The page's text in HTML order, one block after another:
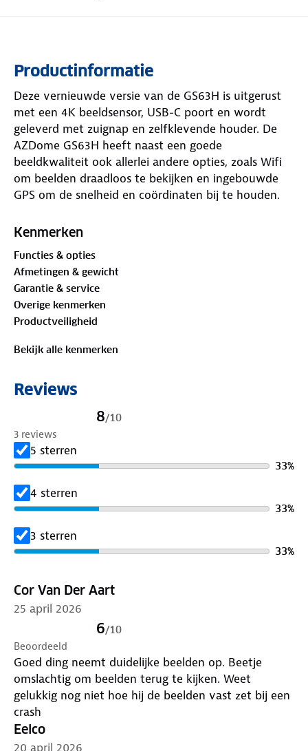
Productinformatie
Deze vernieuwde versie van de GS63H is uitgerust
met een 4K beeldsensor, USB-C poort en wordt
geleverd met zuignap en zelfklevende houder. De
AZDome GS63H heeft naast een goede
beeldkwaliteit ook allerlei andere opties, zoals Wifi
om beelden draadloos te bekijken en ingebouwde
GPS om de snelheid en coördinaten bij te houden.
4K resolutie
Novatek 96660 chip. In combinatie met de OV4689
4.0MP sensor filmt de camera in haarscherpe 4K
(3840p*2160p) met 24fps, uniek voor dashcams.
Deze chip staat bekend om zijn betrouwbaarheid en
uitstekende beeldkwaliteit, ook in het donker. De
HDR technologie staat garant voor een perfecte
gemaakt.
Zuignap en zelfklevende houder
De AZDome GS63H wordt met zelfklevende én
zuignap houder geleverd zodat het monteren super
camera heel eenvoudig van de ruit. De zelfklevende
houder is iets steviger maar zit permanent op de
ruit bevestigd.
Wifi compatibiliteit
kunnen alle beelden eenvoudig worden bekeken via
de smartphone. De Wifi heeft een bereik van zo’n
10 meter. De AZDome App is beschikbaar voor iOS
en Android telefoons en tablets. Via de app kunnen
de beelden worden bekeken.
Kenmerken
Functies & opties
Afmetingen & gewicht
Garantie & service
Overige kenmerken
Productveiligheid
Bekijk alle kenmerken
Reviews
8/10
3 reviews
5 sterren
33%
4 sterren
33%
3 sterren
33%
Cor Van Der Aart
25 april 2026
6/10
Beoordeeld
Goed ding neemt duidelijke beelden op. Beetje
omslachtig om beelden terug te kijken. Weet
gelukkig nog niet hoe hij de beelden vast zet bij een
crash
Eelco
20 april 2026